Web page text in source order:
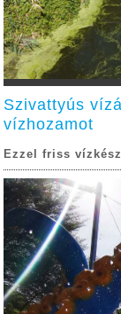
Szivattyús
vízhozamot
Ezzel friss